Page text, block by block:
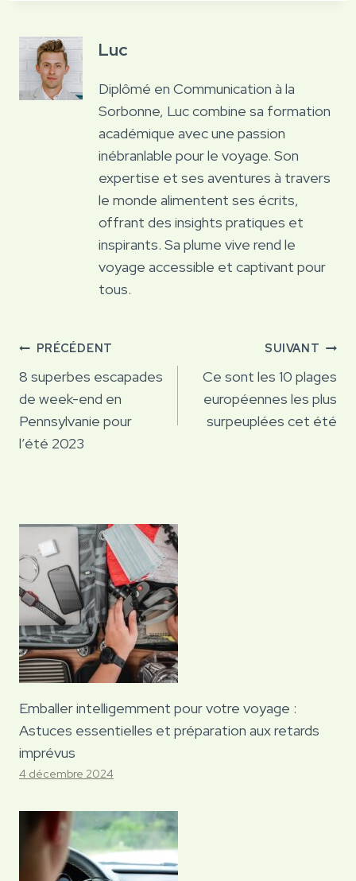
Luc
Diplômé en Communication à la
Sorbonne, Luc combine sa formation
académique avec une passion
inébranlable pour le voyage. Son
expertise et ses aventures à travers
le monde alimentent ses écrits,
offrant des insights pratiques et
inspirants. Sa plume vive rend le
voyage accessible et captivant pour
tous.
Navigation
de
l’article
PRÉCÉDENT
8 superbes escapades
de week-end en
Pennsylvanie pour
l’été 2023
SUIVANT
Ce sont les 10 plages
européennes les plus
surpeuplées cet été
Emballer intelligemment pour votre voyage :
Astuces essentielles et préparation aux retards
imprévus
4 décembre 2024